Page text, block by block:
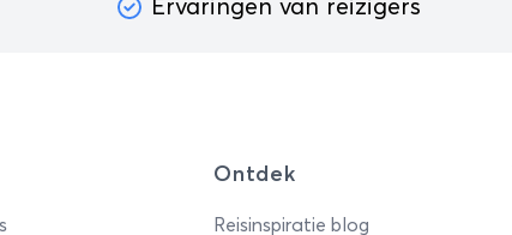
Ervaringen van reizigers
Ontdek
Reisinspiratie blog